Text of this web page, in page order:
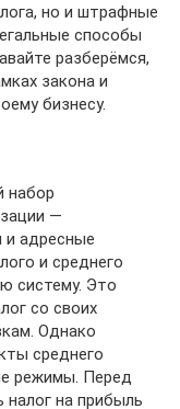
но и штрафные
способы
разберёмся,
закона и
бизнесу.
набор
—
и адресные
и среднего
систему. Это
со своих
Однако
среднего
режимы. Перед
на прибыль